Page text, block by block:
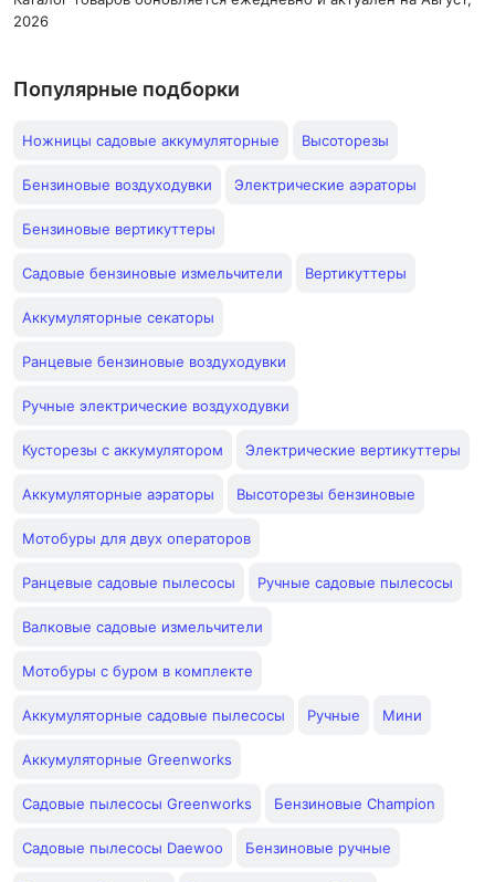
2026
Популярные подборки
Ножницы садовые аккумуляторные Высоторезы
Бензиновые воздуходувки Электрические аэраторы
Бензиновые вертикуттеры
Садовые бензиновые измельчители Вертикуттеры
Аккумуляторные секаторы
Ранцевые бензиновые воздуходувки
Ручные электрические воздуходувки
Кусторезы с аккумулятором Электрические вертикуттеры
Аккумуляторные аэраторы Высоторезы бензиновые
Мотобуры для двух операторов
Ранцевые садовые пылесосы Ручные садовые пылесосы
Валковые садовые измельчители
Мотобуры с буром в комплекте
Аккумуляторные садовые пылесосы Ручные Мини
Аккумуляторные Greenworks
Садовые пылесосы Greenworks Бензиновые Champion
Садовые пылесосы Daewoo Бензиновые ручные